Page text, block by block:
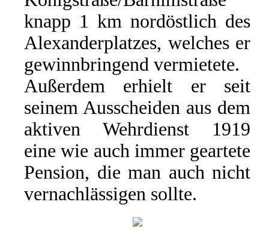
knapp 1 km nordöstlich des
Alexanderplatzes, welches er
gewinnbringend vermietete.
Außerdem erhielt er seit
seinem Ausscheiden aus dem
aktiven Wehrdienst 1919
eine wie auch immer geartete
Pension, die man auch nicht
vernachlässigen sollte.